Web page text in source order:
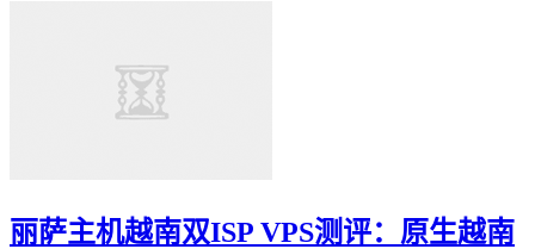
丽萨主机越南双ISP VPS测评：原生越南